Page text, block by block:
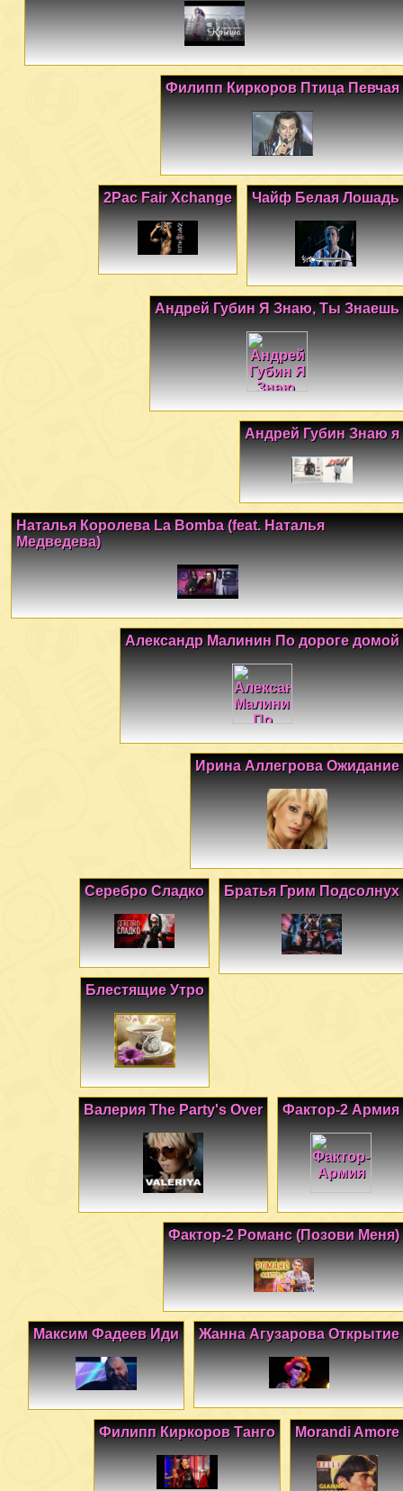
Филипп Киркоров Птица Певчая
Чайф Белая Лошадь
2Pac Fair Xchange
Андрей Губин Я Знаю, Ты Знаешь
Андрей Губин Знаю я
Наталья Королева La Bomba (feat. Наталья
Медведева)
Александр Малинин По дороге домой
Ирина Аллегрова Ожидание
Братья Грим Подсолнух
Серебро Сладко
Блестящие Утро
Фактор-2 Армия
Валерия The Party's Over
Фактор-2 Романс (Позови Меня)
Жанна Агузарова Открытие
Максим Фадеев Иди
Morandi Amore
Филипп Киркоров Танго